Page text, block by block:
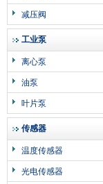
减压阀
工业泵
离心泵
油泵
叶片泵
传感器
温度传感器
光电传感器